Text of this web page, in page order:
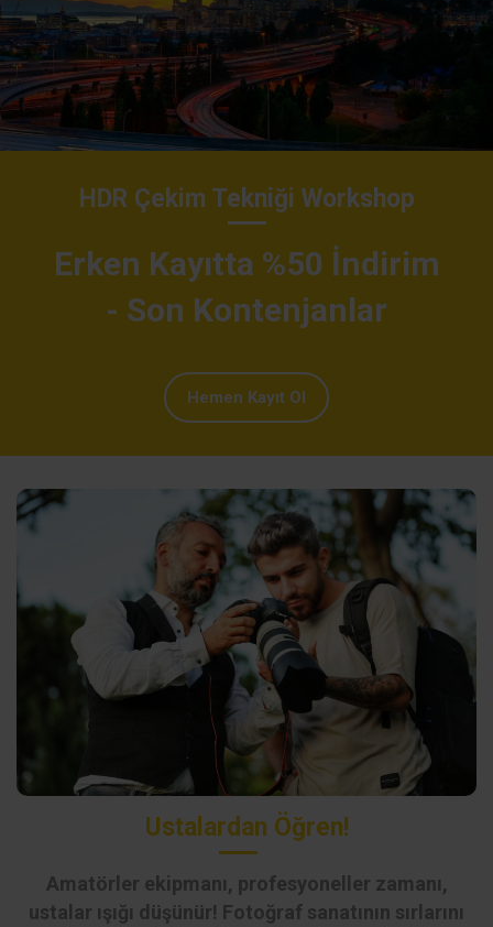
HDR Çekim Tekniği Workshop
Erken Kayıtta %50 İndirim
- Son Kontenjanlar
Hemen Kayıt Ol
Ustalardan Öğren!
Amatörler ekipmanı, profesyoneller zamanı,
ustalar ışığı düşünür! Fotoğraf sanatının sırlarını